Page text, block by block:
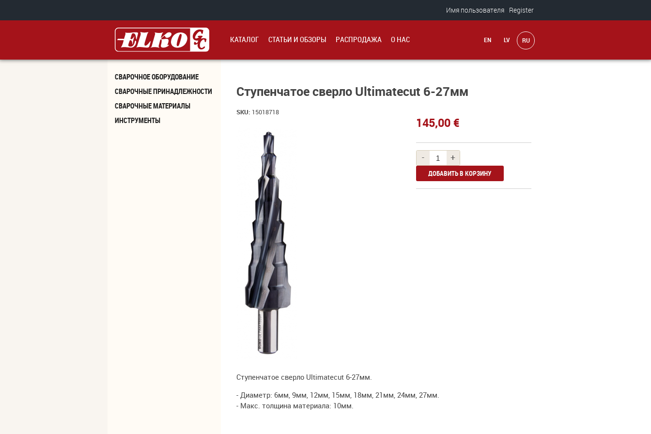
Имя пользователя Register
KАТАЛОГ СТАТЬИ И ОБЗОРЫ PАСПРОДАЖА О НАС
СВАРОЧНОЕ ОБОРУДОВАНИЕ
СВАРОЧНЫЕ ПРИНАДЛЕЖНОСТИ
СВАРОЧНЫЕ МАТЕРИАЛЫ
ИНСТРУМЕНТЫ
Ступенчатое сверло Ultimatecut 6-27мм
SKU: 15018718
145,00 €
- +
Ступенчатое сверло Ultimatecut 6-27мм.
- Диаметр: 6мм, 9мм, 12мм, 15мм, 18мм, 21мм, 24мм, 27мм.
- Макс. толщина материала: 10мм.